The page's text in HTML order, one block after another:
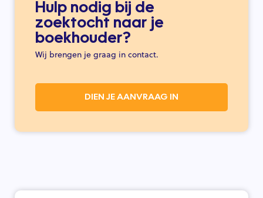
Hulp nodig bij de
zoektocht naar je
boekhouder?
Wij brengen je graag in contact.
DIEN JE AANVRAAG IN